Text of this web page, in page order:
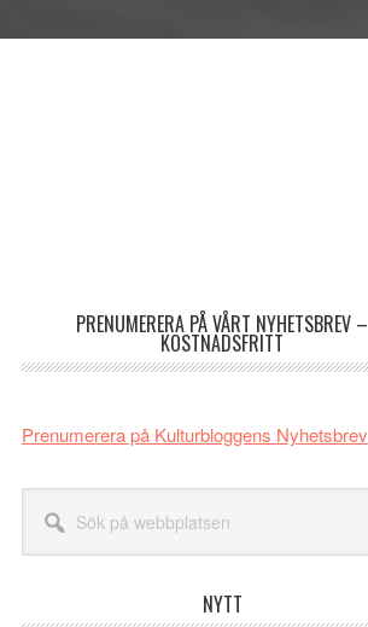
PRENUMERERA PÅ VÅRT NYHETSBREV –
KOSTNADSFRITT
Prenumerera på Kulturbloggens Nyhetsbrev
webbplatsen
NYTT